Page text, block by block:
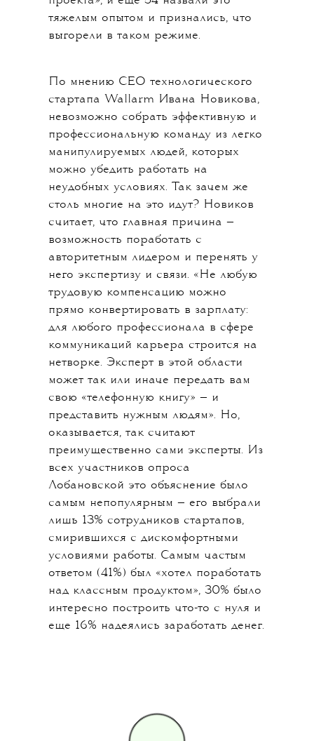
тяжелым опытом и признались, что
выгорели в таком режиме.
По мнению CEO технологического
стартапа Wallarm Ивана Новикова,
невозможно собрать эффективную и
профессиональную команду из легко
манипулируемых людей, которых
можно убедить работать на
неудобных условиях. Так зачем же
столь многие на это идут? Новиков
считает, что главная причина —
возможность поработать с
авторитетным лидером и перенять у
него экспертизу и связи. «Не любую
трудовую компенсацию можно
прямо конвертировать в зарплату:
для любого профессионала в сфере
коммуникаций карьера строится на
нетворке. Эксперт в этой области
может так или иначе передать вам
свою «телефонную книгу» — и
представить нужным людям». Но,
оказывается, так считают
преимущественно сами эксперты. Из
всех участников опроса
Лобановской это объяснение было
самым непопулярным — его выбрали
лишь 13% сотрудников стартапов,
смирившихся с дискомфортными
условиями работы. Самым частым
ответом (41%) был «хотел поработать
над классным продуктом», 30% было
интересно построить что-то с нуля и
еще 16% надеялись заработать денег.